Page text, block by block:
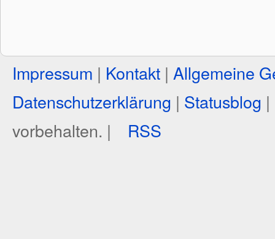
Impressum | Kontakt | Allgemeine
Datenschutzerklärung | Statusblog |
vorbehalten. |
RSS